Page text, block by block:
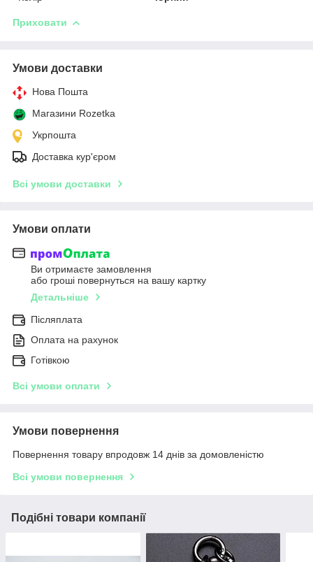
Приховати
Умови доставки
Нова Пошта
Магазини Rozetka
Укрпошта
Доставка кур'єром
Всі умови доставки
Умови оплати
Ви отримаєте замовлення
або гроші повернуться на вашу картку
Детальніше
Післяплата
Оплата на рахунок
Готівкою
Всі умови оплати
Умови повернення
Повернення товару впродовж 14 днів за домовленістю
Всі умови повернення
Подібні товари компанії